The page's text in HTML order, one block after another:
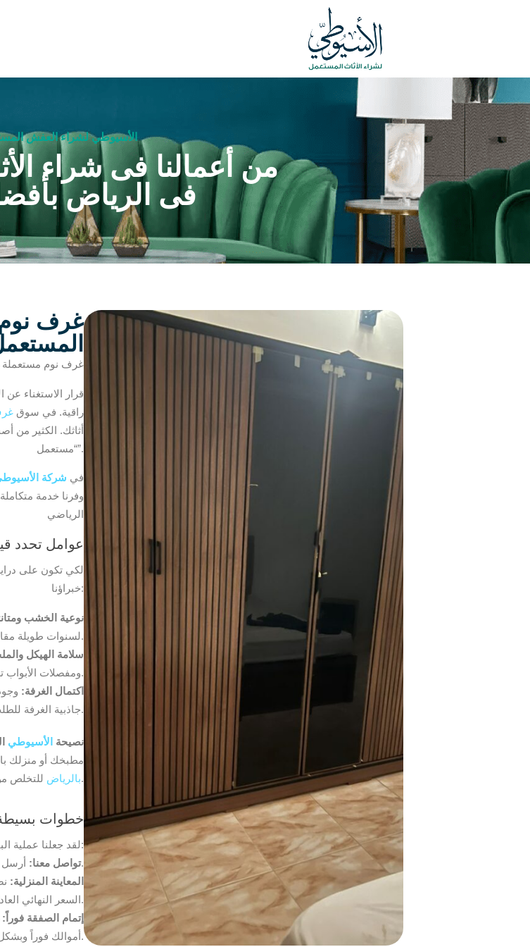
الأسيوطي لشراء العفش
من أعمالنا فى شراء
فى الرياض
غرف نوم
غرف نوم مستعملة
قرار الاستغناء
راقية. في سوق
أثاثك. الكثير من
“مستعمل”.
في شركة
وفرنا خدمة
الرياضي
عوامل تحدد
لكي تكون على
خبراؤنا:
نوعية الخشب
لسنوات طويلة مقارنة بالأخشاب المضغوطة الكرتونية.
سلامة الهيكل
ومفصلات الأبواب ترفع من قيمة الغرفة بشكل ملحوظ.
اكتمال الغرفة:
جاذبية الغرفة للطلب.
نصيحة الأسيوطي
مطبخك أو منزلك
بالرياضللتخلص من المكيفات، الشاشات، والثلاجات القديمة بأعلى عائد مالي.
خطوات بسيطة
لقد جعلنا عملية البيع أسهل مما تتخيل لتوفير وقتك وجهدك:
تواصل معنا:أرسل لنا صوراً واضحة لغرفة النوم عبر الواتساب ليعطيك خبراؤنا تقديراً مبدئياً.
المعاينة المنزلية:
السعر النهائي العادل.
إتمام الصفقة فوراً:
أموالك فوراً وبشكل كاش.